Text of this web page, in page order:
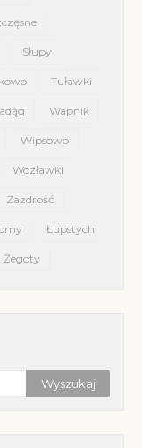
Słupy
Tuławki
Wapnik
Wipsowo
Wozławki
Zazdrość
Łupstych
Żegoty